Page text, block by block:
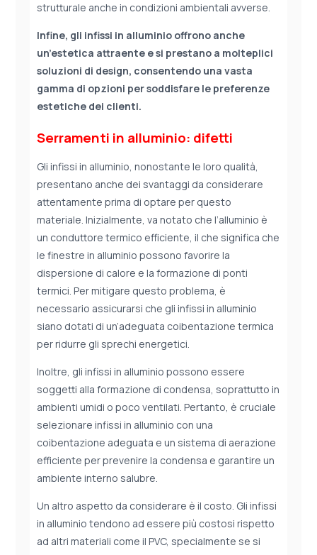
strutturale anche in condizioni ambientali avverse.
Infine, gli infissi in alluminio offrono anche
un’estetica attraente e si prestano a molteplici
soluzioni di design, consentendo una vasta
gamma di opzioni per soddisfare le preferenze
estetiche dei clienti.
Serramenti in alluminio: difetti
Gli infissi in alluminio, nonostante le loro qualità,
presentano anche dei svantaggi da considerare
attentamente prima di optare per questo
materiale. Inizialmente, va notato che l’alluminio è
un conduttore termico efficiente, il che significa che
le finestre in alluminio possono favorire la
dispersione di calore e la formazione di ponti
termici. Per mitigare questo problema, è
necessario assicurarsi che gli infissi in alluminio
siano dotati di un’adeguata coibentazione termica
per ridurre gli sprechi energetici.
Inoltre, gli infissi in alluminio possono essere
soggetti alla formazione di condensa, soprattutto in
ambienti umidi o poco ventilati. Pertanto, è cruciale
selezionare infissi in alluminio con una
coibentazione adeguata e un sistema di aerazione
efficiente per prevenire la condensa e garantire un
ambiente interno salubre.
Un altro aspetto da considerare è il costo. Gli infissi
in alluminio tendono ad essere più costosi rispetto
ad altri materiali come il PVC, specialmente se si